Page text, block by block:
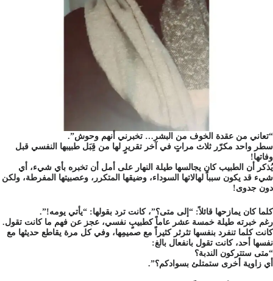
“تعاني من عقدة الخوف من البشر… تخبرني أنهم وحوش”.
سطر واحد مكرّر ثلاث مراتٍ في آخر تقريرٍ لها من قِبَل طبيبها النفسي قبل
وفاتها!
يُذكر أن الطبيب كان يجالسها طيلة النهار على أمل أن تخبره بأي شيء، أي
شيء قد يكون سبباً لهالاتها السوداء، وضيقها المتكرر، وعصبيتها المفرطة، ولكن
دون جدوى!
كلما كان يمازحها قائلاً: “إلى متى؟”، كانت ترد بقولها: “يأتي يومه!”.
رغم خبرته طيلة خمسة عشر عاماً كطبيبٍ نفسي، عجز عن فهم ما كانت تقول.
كانت كلما تنفرد بنفسها تثرثر كثيراً مع صميمِها، وفي كل مرة يقاطع حديثها مع
نفسها أحد، كانت تقول بانفعال بالغ:
“متى ستتركون الندبة؟
أي زاوية أخرى ستمتلئ بسوادكم؟”.